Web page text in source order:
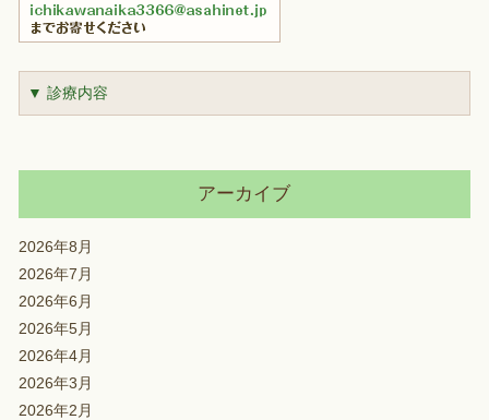
▼ 診療内容
アーカイブ
2026年8月
2026年7月
2026年6月
2026年5月
2026年4月
2026年3月
2026年2月